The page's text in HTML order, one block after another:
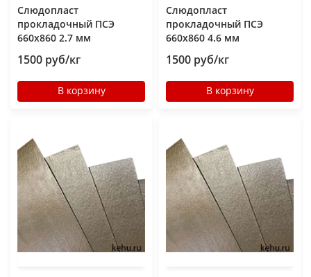
Слюдопласт
прокладочный ПСЭ
660x860 2.7 мм
1500 руб/кг
В корзину
Слюдопласт
прокладочный ПСЭ
660x860 4.6 мм
1500 руб/кг
В корзину